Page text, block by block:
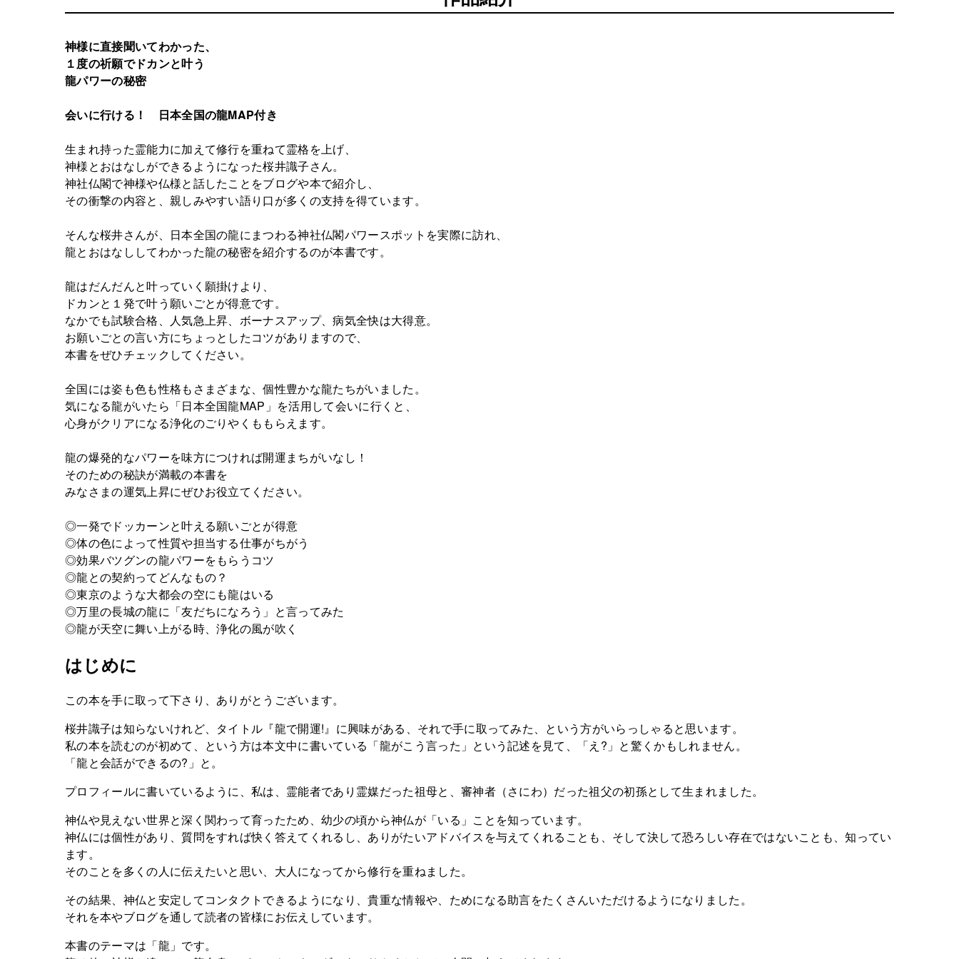
神様に直接聞いてわかった、
１度の祈願でドカンと叶う
龍パワーの秘密
会いに行ける！ 日本全国の龍MAP付き
生まれ持った霊能力に加えて修行を重ねて霊格を上げ、
神様とおはなしができるようになった桜井識子さん。
神社仏閣で神様や仏様と話したことをブログや本で紹介し、
その衝撃の内容と、親しみやすい語り口が多くの支持を得ています。
そんな桜井さんが、日本全国の龍にまつわる神社仏閣パワースポットを実際に訪れ、
龍とおはなししてわかった龍の秘密を紹介するのが本書です。
龍はだんだんと叶っていく願掛けより、
ドカンと１発で叶う願いごとが得意です。
なかでも試験合格、人気急上昇、ボーナスアップ、病気全快は大得意。
お願いごとの言い方にちょっとしたコツがありますので、
本書をぜひチェックしてください。
全国には姿も色も性格もさまざまな、個性豊かな龍たちがいました。
気になる龍がいたら「日本全国龍MAP」を活用して会いに行くと、
心身がクリアになる浄化のごりやくももらえます。
龍の爆発的なパワーを味方につければ開運まちがいなし！
そのための秘訣が満載の本書を
みなさまの運気上昇にぜひお役立てください。
◎一発でドッカーンと叶える願いごとが得意
◎体の色によって性質や担当する仕事がちがう
◎効果バツグンの龍パワーをもらうコツ
◎龍との契約ってどんなもの？
◎東京のような大都会の空にも龍はいる
◎万里の長城の龍に「友だちになろう」と言ってみた
◎龍が天空に舞い上がる時、浄化の風が吹く
はじめに
この本を手に取って下さり、ありがとうございます。
桜井識子は知らないけれど、タイトル『龍で開運!』に興味がある、それで手に取ってみた、という方がいらっしゃると思います。
私の本を読むのが初めて、という方は本文中に書いている「龍がこう言った」という記述を見て、「え?」と驚くかもしれません。
「龍と会話ができるの?」と。
プロフィールに書いているように、私は、霊能者であり霊媒だった祖母と、審神者（さにわ）だった祖父の初孫として生まれました。
神仏や見えない世界と深く関わって育ったため、幼少の頃から神仏が「いる」ことを知っています。
神仏には個性があり、質問をすれば快く答えてくれるし、ありがたいアドバイスを与えてくれることも、そして決して恐ろしい存在ではないことも、知ってい
ます。
そのことを多くの人に伝えたいと思い、大人になってから修行を重ねました。
その結果、神仏と安定してコンタクトできるようになり、貴重な情報や、ためになる助言をたくさんいただけるようになりました。
それを本やブログを通して読者の皆様にお伝えしています。
本書のテーマは「龍」です。